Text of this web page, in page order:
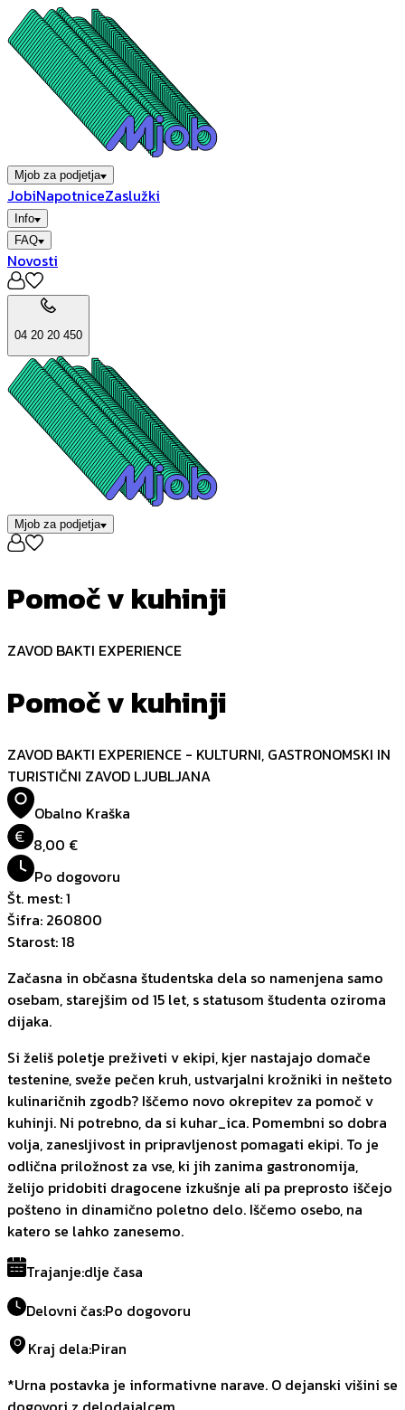
Mjob za podjetja
JobiNapotniceZaslužki
Info
FAQ
Novosti
04 20 20 450
Mjob za podjetja
Pomoč v kuhinji
ZAVOD BAKTI EXPERIENCE
Pomoč v kuhinji
ZAVOD BAKTI EXPERIENCE - KULTURNI, GASTRONOMSKI IN
TURISTIČNI ZAVOD LJUBLJANA
Obalno Kraška
€ 8,00 €
Po dogovoru
Št. mest:1
Šifra: 260800
Starost:18
Začasna in občasna študentska dela so namenjena samo
osebam, starejšim od 15 let, s statusom študenta oziroma
dijaka.
Si želiš poletje preživeti v ekipi, kjer nastajajo domače
testenine, sveže pečen kruh, ustvarjalni krožniki in nešteto
kulinaričnih zgodb? Iščemo novo okrepitev za pomoč v
kuhinji. Ni potrebno, da si kuhar_ica. Pomembni so dobra
volja, zanesljivost in pripravljenost pomagati ekipi. To je
odlična priložnost za vse, ki jih zanima gastronomija,
želijo pridobiti dragocene izkušnje ali pa preprosto iščejo
pošteno in dinamično poletno delo. Iščemo osebo, na
katero se lahko zanesemo.
Trajanje:dlje časa
Delovni čas:Po dogovoru
Kraj dela:Piran
*Urna postavka je informativne narave. O dejanski višini se